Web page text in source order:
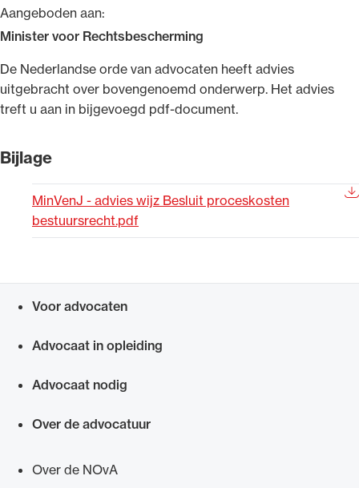
Aangeboden aan:
Minister voor Rechtsbescherming
​De Nederlandse orde van advocaten heeft advies
uitgebracht over bovengenoemd onderwerp. Het advies
treft u aan in bijgevoegd pdf-document.
Bijlage
MinVenJ - advies wijz Besluit proceskosten
bestuursrecht.pdf
Voor advocaten
Advocaat in opleiding
Advocaat nodig
Over de advocatuur
Over de NOvA
Uitgelicht
advocatuur (Roda).